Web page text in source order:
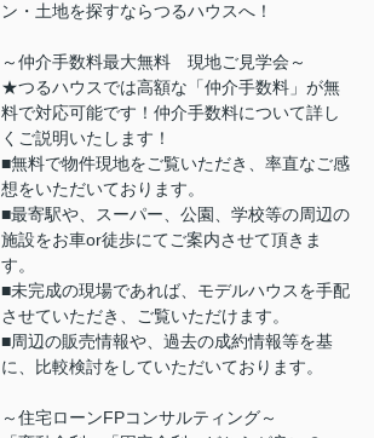
ン・土地を探すならつるハウスへ！
～仲介手数料最大無料 現地ご見学会～
★つるハウスでは高額な「仲介手数料」が無
料で対応可能です！仲介手数料について詳し
くご説明いたします！
■無料で物件現地をご覧いただき、率直なご感
想をいただいております。
■最寄駅や、スーパー、公園、学校等の周辺の
施設をお車or徒歩にてご案内させて頂きま
す。
■未完成の現場であれば、モデルハウスを手配
させていただき、ご覧いただけます。
■周辺の販売情報や、過去の成約情報等を基
に、比較検討をしていただいております。
～住宅ローンFPコンサルティング～